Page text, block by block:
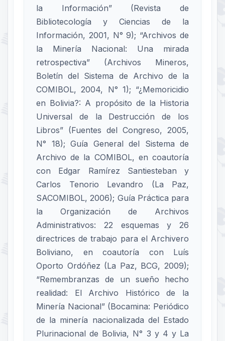
la Información” (Revista de
Bibliotecología y Ciencias de la
Información, 2001, N° 9); “Archivos de
la Minería Nacional: Una mirada
retrospectiva” (Archivos Mineros,
Boletín del Sistema de Archivo de la
COMIBOL, 2004, N° 1); “¿Memoricidio
en Bolivia?: A propósito de la Historia
Universal de la Destrucción de los
Libros” (Fuentes del Congreso, 2005,
N° 18); Guía General del Sistema de
Archivo de la COMIBOL, en coautoría
con Edgar Ramírez Santiesteban y
Carlos Tenorio Levandro (La Paz,
SACOMIBOL, 2006); Guía Práctica para
la Organización de Archivos
Administrativos: 22 esquemas y 26
directrices de trabajo para el Archivero
Boliviano, en coautoría con Luís
Oporto Ordóñez (La Paz, BCG, 2009);
“Remembranzas de un sueño hecho
realidad: El Archivo Histórico de la
Minería Nacional” (Bocamina: Periódico
de la minería nacionalizada del Estado
Plurinacional de Bolivia, N° 3 y 4 y La